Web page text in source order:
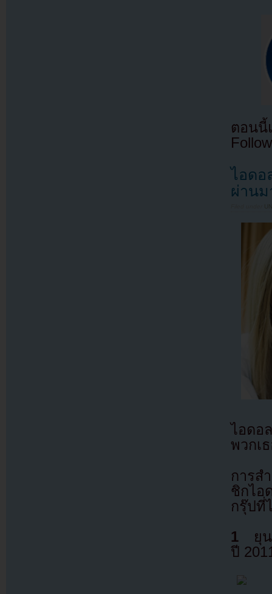
ตอนนี้
ไอดอ
ผ่านม
ไอดอ
พวกเ
การส
ชิกไอ
กรุ๊ปที่
1 ยุน
ปี